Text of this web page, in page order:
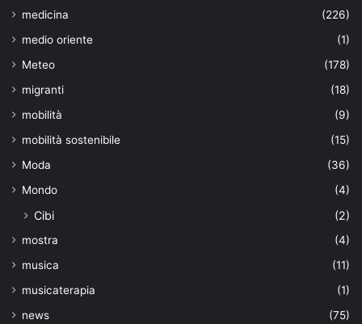
medicina
(226)
medio oriente
(1)
Meteo
(178)
migranti
(18)
mobilità
(9)
mobilità sostenibile
(15)
Moda
(36)
Mondo
(4)
Cibi (2)
mostra
(4)
musica
(11)
musicaterapia
(1)
news
(75)